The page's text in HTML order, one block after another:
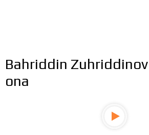
Bahriddin Zuhriddinov
ona